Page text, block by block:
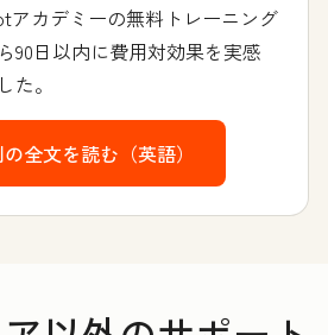
アカデミーの無料トレーニング
90日以内に費用対効果を実感
た。
全文を読む（英語）